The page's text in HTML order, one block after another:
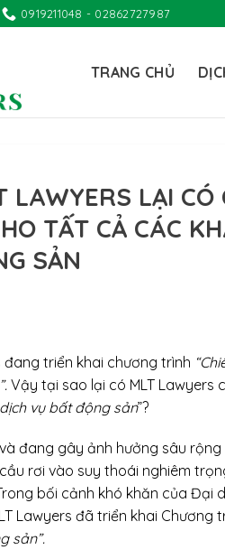
0919211048 - 02862727987
TRANG CHỦ
LAWYERS LẠI
TẤT CẢ CÁC
SẢN
đang triển khai chương trình “
Vậy tại sao lại có MLT Lawyers
vụ bất động sản”?
đang gây ảnh hưởng sâu
rơi vào suy thoái nghiêm
bối cảnh khó khăn của Đại
Lawyers đã triển khai Chương
sản”.